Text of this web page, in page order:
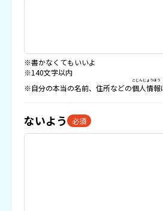
※書かなくてもいいよ
※140文字以内
※自分の本当の名前、住所などの個人情報
こじんじょうほう
ないよう 必須